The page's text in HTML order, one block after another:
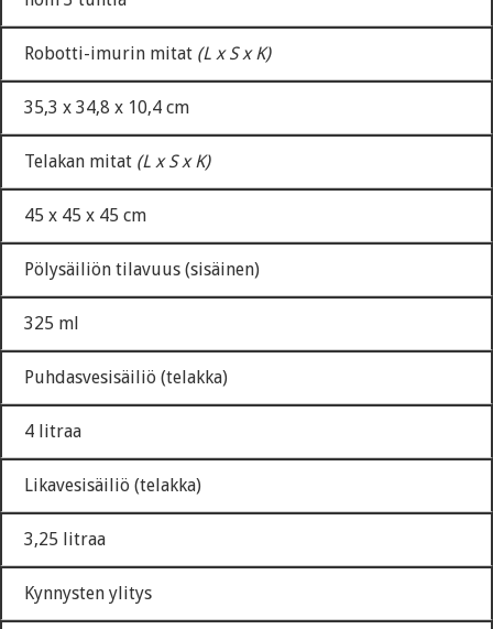
Robotti-imurin mitat (L x S x K)
35,3 x 34,8 x 10,4 cm
Telakan mitat (L x S x K)
45 x 45 x 45 cm
Pölysäiliön tilavuus (sisäinen)
325 ml
Puhdasvesisäiliö (telakka)
4 litraa
Likavesisäiliö (telakka)
3,25 litraa
Kynnysten ylitys